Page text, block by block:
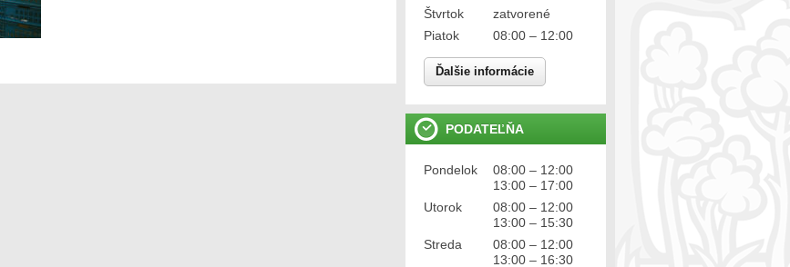
Štvrtok
zatvorené
Piatok
08:00 – 12:00
Ďalšie informácie
PODATEĽŇA
Pondelok
08:00 – 12:00
13:00 – 17:00
Utorok
08:00 – 12:00
13:00 – 15:30
Streda
08:00 – 12:00
13:00 – 16:30